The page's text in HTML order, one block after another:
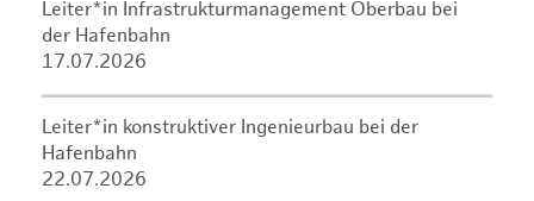
Leiter*in Infrastrukturmanagement Oberbau bei
der Hafenbahn
17.07.2026
Leiter*in konstruktiver Ingenieurbau bei der
Hafenbahn
22.07.2026